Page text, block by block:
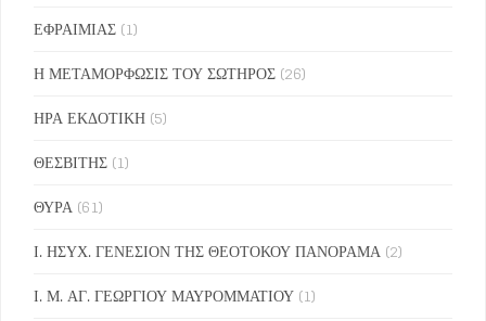
ΕΦΡΑΙΜΙΑΣ (1)
Η ΜΕΤΑΜΟΡΦΩΣΙΣ ΤΟΥ ΣΩΤΗΡΟΣ (26)
ΗΡΑ ΕΚΔΟΤΙΚΗ (5)
ΘΕΣΒΙΤΗΣ (1)
ΘΥΡΑ (61)
Ι. ΗΣΥΧ. ΓΕΝΕΣΙΟΝ ΤΗΣ ΘΕΟΤΟΚΟΥ ΠΑΝΟΡΑΜΑ (2)
Ι. Μ. ΑΓ. ΓΕΩΡΓΙΟΥ ΜΑΥΡΟΜΜΑΤΙΟΥ (1)